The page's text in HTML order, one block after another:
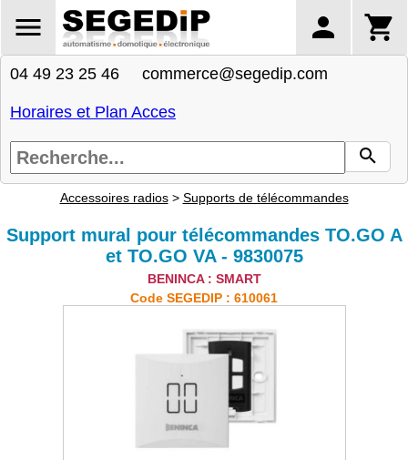
04 49 23 25 46 commerce@segedip.com
Horaires et Plan Acces
Accessoires radios> Supports de télécommandes
Support mural pour télécommandes TO.GO A
et TO.GO VA - 9830075
BENINCA : SMART
Code SEGEDIP : 610061